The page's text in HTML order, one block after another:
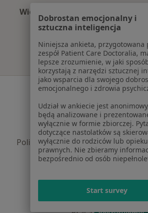
Więcej (15)
Więcej w kategorii:
Serwis
Regulamin
Polityka prywatności
Polityka prywatności
Polityka prywatności dla
dane pozyskaliśmy
Polityka cookies
Jak działają wyniki
Dostępność
O nas
Dobrostan emocjonalny i
sztuczna inteligencja
Niniejsza ankieta, przygotowana
zespół Patient Care Doctoralia,
lepsze zrozumienie, w jaki
korzystają z narzędzi sztucznej
jako wsparcia dla swojego
emocjonalnego i zdrowia
Udział w ankiecie jest
będą analizowane i
wyłącznie w formie zbiorczej.
dotyczące nastolatków są
wyłącznie do rodziców lub
prawnych. Nie zbieramy
bezpośrednio od osób
Start survey